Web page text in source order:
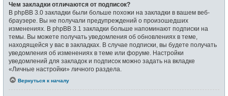
Чем закладки отличаются от подписок?
В phpBB 3.0 закладки были больше похожи на закладки в вашем веб-
браузере. Вы не получали предупреждений о произошедших
изменениях. В phpBB 3.1 закладки больше напоминают подписки на
темы. Вы можете получать уведомления об обновлениях в теме,
находящейся у вас в закладках. В случае подписки, вы будете получать
уведомления об изменениях в теме или форуме. Настройки
уведомлений для закладок и подписок можно задать на вкладке
«Личные настройки» личного раздела.
Вернуться к началу